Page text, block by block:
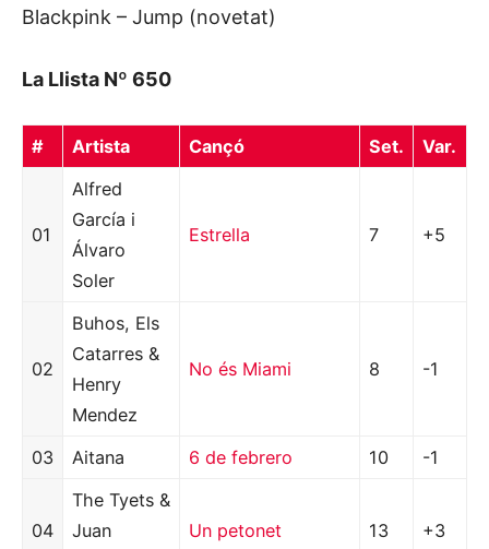
Blackpink – Jump (novetat)
La Llista Nº 650
# Artista Cançó Set. Var.
01
Alfred
García i
Álvaro
Soler
Estrella 7 +5
02
Buhos, Els
Catarres &
Henry
Mendez
No és Miami 8 -1
03 Aitana 6 de febrero 10 -1
04
The Tyets &
Juan
Un petonet 13 +3